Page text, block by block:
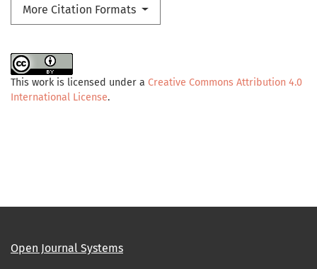
More Citation Formats
This work is licensed under a Creative Commons Attribution 4.0
International License.
Open Journal Systems